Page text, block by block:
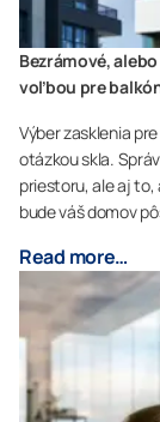
Bezrámové,
voľbou pre
Výber zasklenia
otázkou skla.
priestoru, ale aj
bude váš domov
Read more…